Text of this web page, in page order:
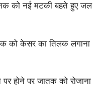
को नई मटकी बहते हुए जल
को केसर का तिलक लगाना
होने पर जातक को रोजाना